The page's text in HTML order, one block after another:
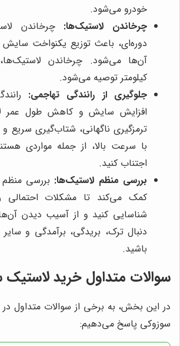
خودرو می‌شود.
چرخاندن لاستیک‌ها: چرخاندن
دوره‌ای، باعث توزیع یکنواخت
کیلومتر توصیه می‌شود.
جلوگیری از رانندگی تهاجمی:
افزایش سایش و کاهش طول عمر
ترمزگیری ناگهانی، شتاب‌گیری سریع و
با سرعت بالا، از جمله مواردی
اجتناب کنید.
بررسی منظم لاستیک‌ها: بررسی
کمک می‌کند تا مشکلات احتمالی
شناسایی کنید و از آسیب دیدن
دنبال ترک، بریدگی، برآمدگی و
باشید.
سوالات متداول خرید لاستیک
در این بخش، به برخی از سوالات متداول
سوزوکی پاسخ می‌دهیم: